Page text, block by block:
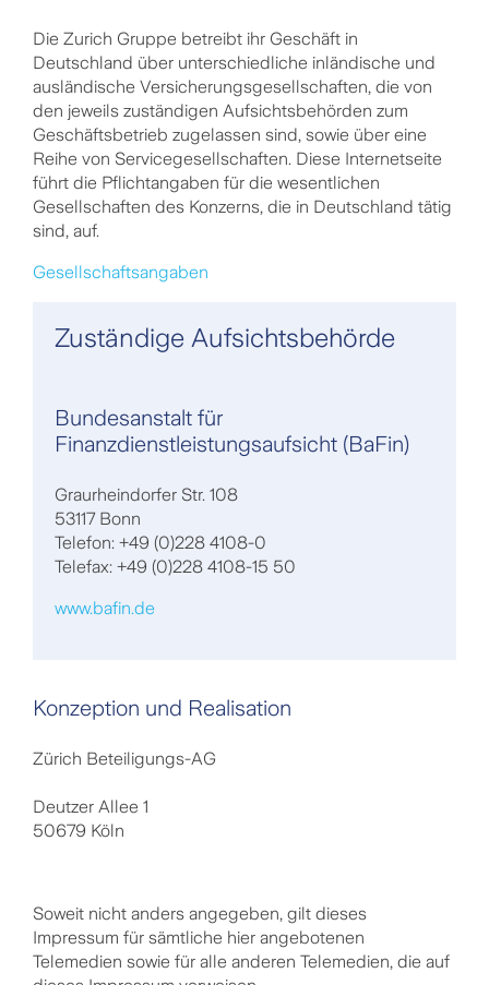
Die Zurich Gruppe betreibt ihr Geschäft in
Deutschland über unterschiedliche inländische und
ausländische Versicherungsgesellschaften, die von
den jeweils zuständigen Aufsichtsbehörden zum
Geschäftsbetrieb zugelassen sind, sowie über eine
Reihe von Servicegesellschaften. Diese Internetseite
führt die Pflichtangaben für die wesentlichen
Gesellschaften des Konzerns, die in Deutschland tätig
sind, auf.
Gesellschaftsangaben
Zuständige Aufsichtsbehörde
Bundesanstalt für
Finanzdienstleistungsaufsicht (BaFin)
Graurheindorfer Str. 108
53117 Bonn
Telefon: +49 (0)228 4108-0
Telefax: +49 (0)228 4108-15 50
www.bafin.de
Konzeption und Realisation
Zürich Beteiligungs-AG
Deutzer Allee 1
50679 Köln
Soweit nicht anders angegeben, gilt dieses
Impressum für sämtliche hier angebotenen
Telemedien sowie für alle anderen Telemedien, die auf